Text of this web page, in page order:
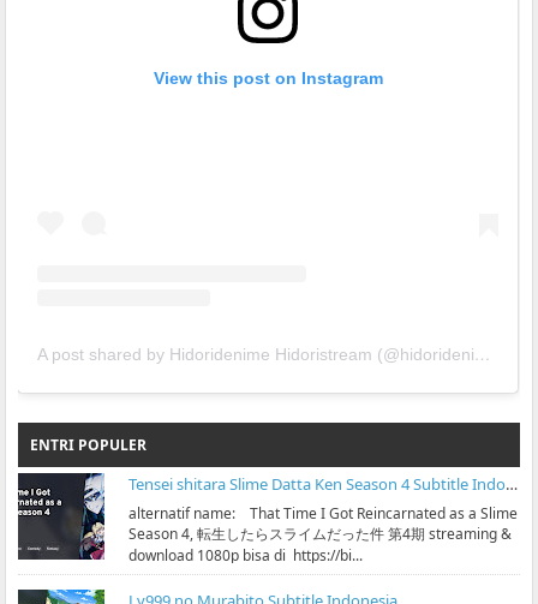
View this post on Instagram
A post shared by Hidoridenime Hidoristream (@hidoridenime)
ENTRI POPULER
Tensei shitara Slime Datta Ken Season 4 Subtitle Indonesia
alternatif name: That Time I Got Reincarnated as a Slime
Season 4, 転生したらスライムだった件 第4期 streaming &
download 1080p bisa di https://bi...